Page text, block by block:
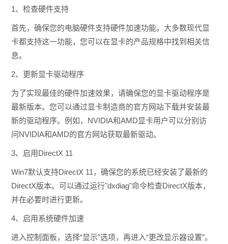
1、检查硬件支持
首先，确保您的电脑硬件支持硬件加速功能。大多数现代显
卡都支持这一功能，您可以在显卡的产品规格中找到相关信
息。
2、更新显卡驱动程序
为了实现最佳的硬件加速效果，请确保您的显卡驱动程序是
最新版本。您可以通过显卡制造商的官方网站下载并安装最
新的驱动程序。例如，NVIDIA和AMD显卡用户可以分别访
问NVIDIA和AMD的官方网站获取最新驱动。
3、启用DirectX 11
Win7默认支持DirectX 11，确保您的系统已经安装了最新的
DirectX版本。可以通过运行"dxdiag"命令检查DirectX版本，
并在必要时进行更新。
4、启用系统硬件加速
进入控制面板，选择“显示”选项，再进入“更改显示器设置”。